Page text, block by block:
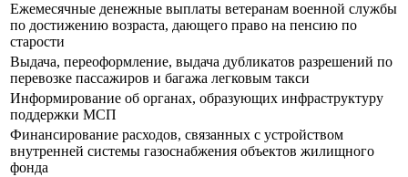
Ежемесячные денежные выплаты ветеранам военной службы
по достижению возраста, дающего право на пенсию по
старости
Выдача, переоформление, выдача дубликатов разрешений по
перевозке пассажиров и багажа легковым такси
Информирование об органах, образующих инфраструктуру
поддержки МСП
Финансирование расходов, связанных с устройством
внутренней системы газоснабжения объектов жилищного
фонда